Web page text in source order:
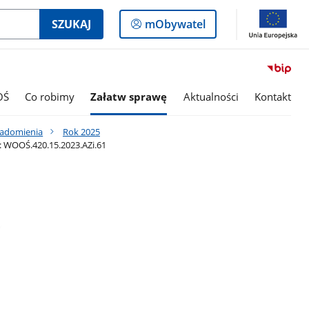
SZUKAJ
Logowanie
do
mObywatel
Co robimy Załatw sprawę Aktualności Kontakt
Rok 2025